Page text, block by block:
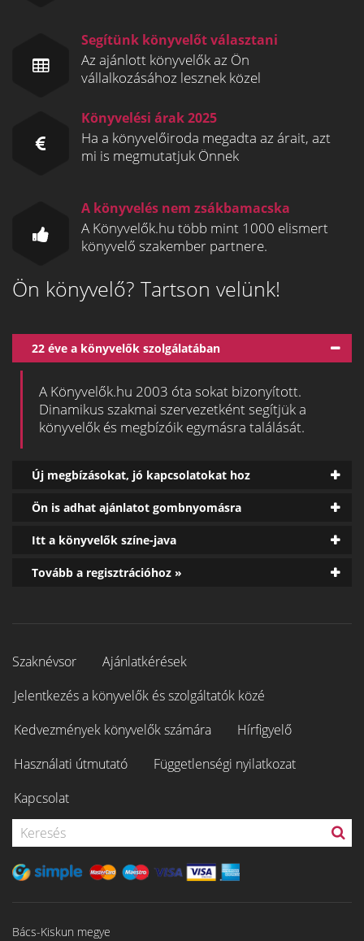
Segítünk könyvelőt választani
Az ajánlott könyvelők az Ön
vállalkozásához lesznek közel
Könyvelési árak 2025
Ha a könyvelőiroda megadta az árait, azt
mi is megmutatjuk Önnek
A könyvelés nem zsákbamacska
A Könyvelők.hu több mint 1000 elismert
könyvelő szakember partnere.
Ön könyvelő? Tartson velünk!
22 éve a könyvelők szolgálatában
A Könyvelők.hu 2003 óta sokat bizonyított.
Dinamikus szakmai szervezetként segítjük a
könyvelők és megbízóik egymásra találását.
Új megbízásokat, jó kapcsolatokat hoz
Ön is adhat ajánlatot gombnyomásra
Itt a könyvelők színe-java
Tovább a regisztrációhoz »
Szaknévsor
Ajánlatkérések
Jelentkezés a könyvelők és szolgáltatók közé
Kedvezmények könyvelők számára
Hírfigyelő
Használati útmutató
Függetlenségi nyilatkozat
Kapcsolat
Bács-Kiskun megye